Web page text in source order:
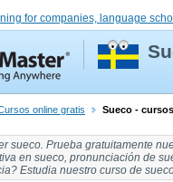
for companies, language
online gratis Sueco -
sueco. Prueba gratuitamente
en sueco, pronunciación de
? Estudia nuestro curso de